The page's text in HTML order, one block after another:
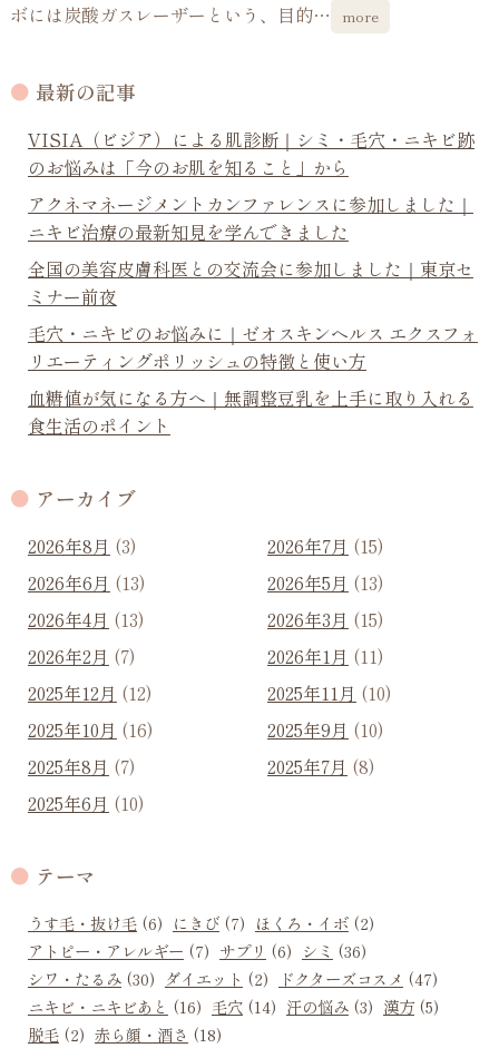
ボには炭酸ガスレーザーという、目的…
more
最新の記事
VISIA（ビジア）による肌診断｜シミ・毛穴・ニキビ跡
のお悩みは「今のお肌を知ること」から
アクネマネージメントカンファレンスに参加しました｜
ニキビ治療の最新知見を学んできました
全国の美容皮膚科医との交流会に参加しました｜東京セ
ミナー前夜
毛穴・ニキビのお悩みに｜ゼオスキンヘルス エクスフォ
リエーティングポリッシュの特徴と使い方
血糖値が気になる方へ｜無調整豆乳を上手に取り入れる
食生活のポイント
アーカイブ
2026年8月 (3) 2026年7月 (15)
2026年6月 (13) 2026年5月 (13)
2026年4月 (13) 2026年3月 (15)
2026年2月 (7) 2026年1月 (11)
2025年12月 (12) 2025年11月 (10)
2025年10月 (16) 2025年9月 (10)
2025年8月 (7) 2025年7月 (8)
2025年6月 (10)
テーマ
うす毛・抜け毛 (6) にきび (7) ほくろ・イボ (2)
アトピー・アレルギー (7) サプリ (6) シミ (36)
シワ・たるみ (30) ダイエット (2) ドクターズコスメ (47)
ニキビ・ニキビあと (16) 毛穴 (14) 汗の悩み (3) 漢方 (5)
脱毛 (2) 赤ら顔・酒さ (18)